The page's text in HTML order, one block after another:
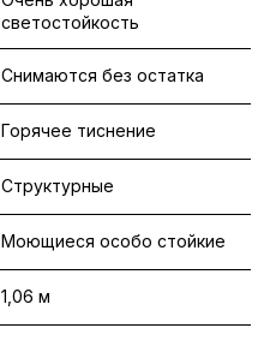
светостойкость
Снимаются без остатка
Горячее тиснение
Структурные
Моющиеся особо стойкие
1,06 м